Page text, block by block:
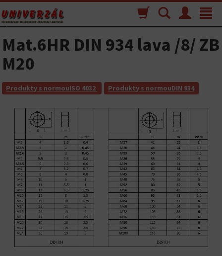
Toggle
Menu
Vyhľadávanie
Nákupný
košík
Mat.6HR DIN 934 lava /8/ ZB
M20
Produkty s normouISO 4032 Produkty s normouDIN 934